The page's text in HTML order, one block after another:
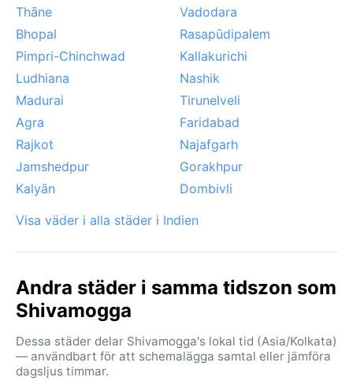
Thāne
Vadodara
Bhopal
Rasapūdipalem
Pimpri-Chinchwad
Kallakurichi
Ludhiana
Nashik
Madurai
Tirunelveli
Agra
Faridabad
Rajkot
Najafgarh
Jamshedpur
Gorakhpur
Kalyān
Dombivli
Visa väder i alla städer i Indien
Andra städer i samma tidszon som
Shivamogga
Dessa städer delar Shivamogga's lokal tid (Asia/Kolkata)
— användbart för att schemalägga samtal eller jämföra
dagsljus timmar.